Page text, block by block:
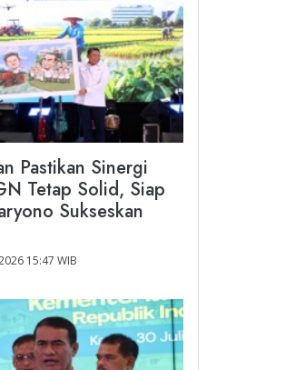
Pastikan Sinergi
Tetap Solid, Siap
Sukseskan
15:47 WIB